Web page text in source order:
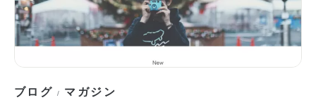
ブログ / マガジン